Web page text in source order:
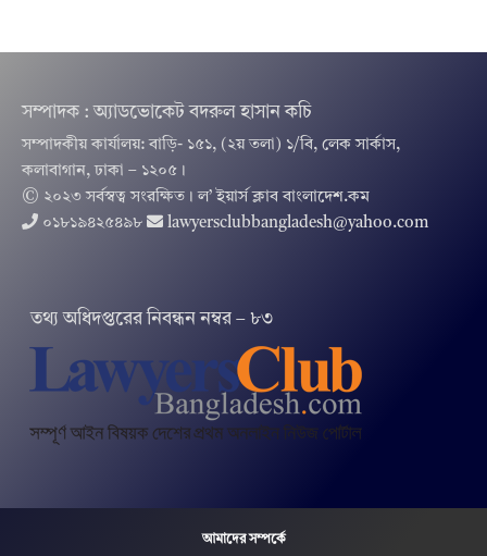
সম্পাদক : অ্যাডভোকেট বদরুল হাসান কচি
সম্পাদকীয় কার্যালয়: বাড়ি- ১৫১, (২য় তলা) ১/বি, লেক সার্কাস,
কলাবাগান, ঢাকা – ১২০৫।
© ২০২৩ সর্বস্বত্ব সংরক্ষিত । ল’ ইয়ার্স ক্লাব বাংলাদেশ.কম
০১৮১৯৪২৫৪৯৮
lawyersclubbangladesh@yahoo.com
তথ‌্য অ‌ধিদপ্ত‌রের নিবন্ধন নম্বর – ৮৩
আমাদের সম্পর্কে